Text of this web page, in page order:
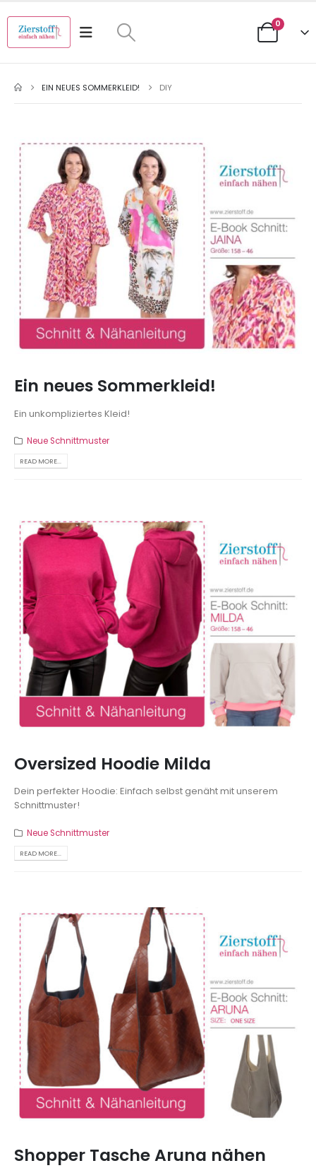
0
EIN NEUES SOMMERKLEID! DIY
Ein neues Sommerkleid!
Ein unkompliziertes Kleid!
Neue Schnittmuster
READ MORE...
Oversized Hoodie Milda
Dein perfekter Hoodie: Einfach selbst genäht mit unserem
Schnittmuster!
Neue Schnittmuster
READ MORE...
Shopper Tasche Aruna nähen